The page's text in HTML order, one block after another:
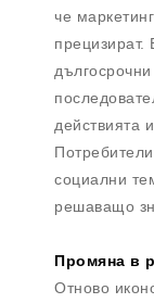
че
прецизират.
действията
социални
решаващо
Промяна в
Отново